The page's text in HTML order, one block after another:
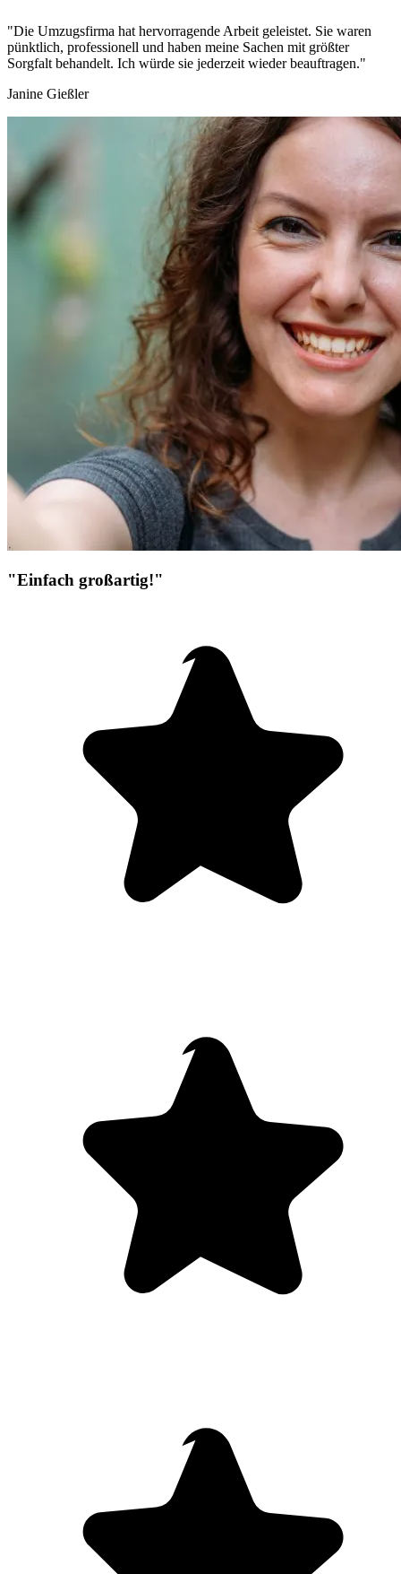
"Die Umzugsfirma hat hervorragende Arbeit geleistet. Sie waren
pünktlich, professionell und haben meine Sachen mit größter
Sorgfalt behandelt. Ich würde sie jederzeit wieder beauftragen."
Janine Gießler
"Einfach großartig!"